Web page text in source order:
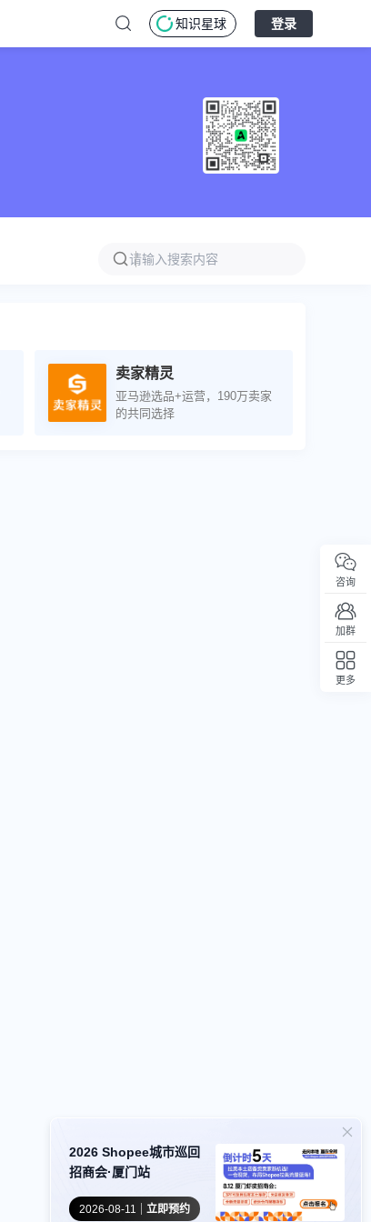
知识星球 登录
2026 Shopee城市巡回
招商会·厦门站
2026-08-11 立即预约
卖家精灵
亚马逊选品+运营，190万卖家
的共同选择
咨询
加群
更多